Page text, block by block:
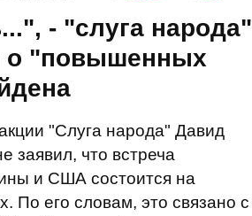
- "слуга народа"
о "повышенных
"Слуга народа" Давид
заявил, что встреча
и США состоится на
По его словам, это связано с